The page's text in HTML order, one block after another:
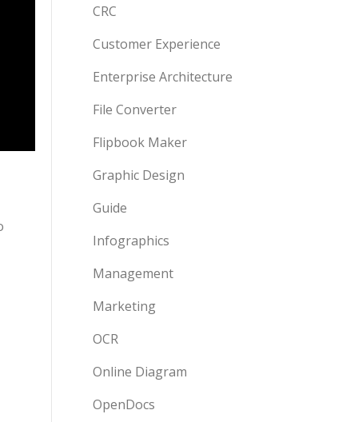
CRC
Customer Experience
Enterprise Architecture
File Converter
Flipbook Maker
Graphic Design
Guide
Infographics
Management
Marketing
OCR
Online Diagram
OpenDocs